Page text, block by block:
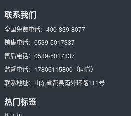
联系我们
全国免费电话： 400-839-8077
销售电话： 0539-5017337
售后电话： 0539-5017337
监督电话： 17806115800（同微）
联系地址： 山东省费县南外环路111号
热门标签